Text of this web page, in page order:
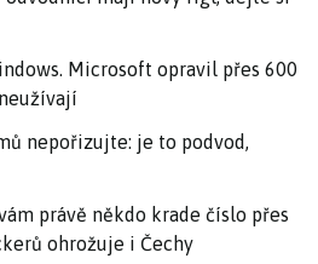
Microsoft opravil přes 600
nepořizujte: je to podvod,
právě někdo krade číslo přes
ohrožuje i Čechy